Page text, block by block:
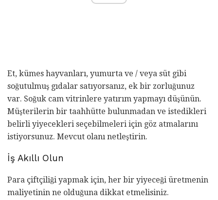
Et, kümes hayvanları, yumurta ve / veya süt gibi
soğutulmuş gıdalar satıyorsanız, ek bir zorluğunuz
var. Soğuk cam vitrinlere yatırım yapmayı düşünün.
Müşterilerin bir taahhütte bulunmadan ve istedikleri
belirli yiyecekleri seçebilmeleri için göz atmalarını
istiyorsunuz. Mevcut olanı netleştirin.
İş Akıllı Olun
Para çiftçiliği yapmak için, her bir yiyeceği üretmenin
maliyetinin ne olduğuna dikkat etmelisiniz.